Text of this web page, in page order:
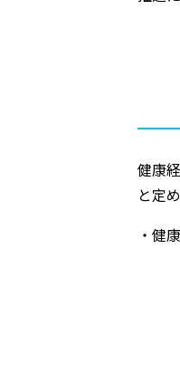
健康
と定
・健